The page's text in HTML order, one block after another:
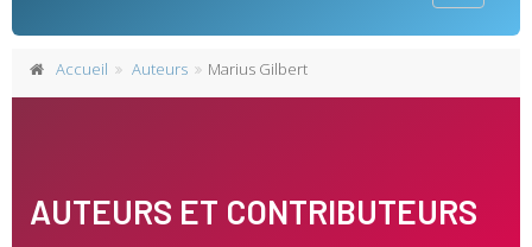
Accueil Auteurs Marius Gilbert
AUTEURS ET CONTRIBUTEURS